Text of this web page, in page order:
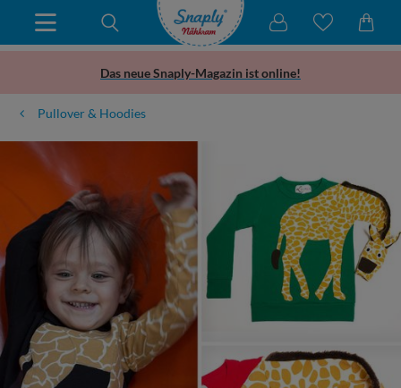
Das neue Snaply-Magazin ist online!
Pullover & Hoodies